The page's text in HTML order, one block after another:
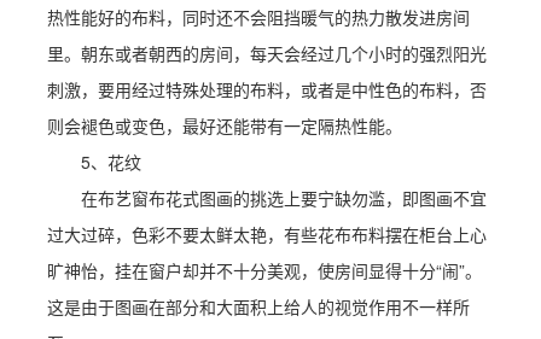
热性能好的布料，同时还不会阻挡暖气的热力散发进房间
里。朝东或者朝西的房间，每天会经过几个小时的强烈阳光
刺激，要用经过特殊处理的布料，或者是中性色的布料，否
则会褪色或变色，最好还能带有一定隔热性能。
5、花纹
在布艺窗布花式图画的挑选上要宁缺勿滥，即图画不宜
过大过碎，色彩不要太鲜太艳，有些花布布料摆在柜台上心
旷神怡，挂在窗户却并不十分美观，使房间显得十分“闹”。
这是由于图画在部分和大面积上给人的视觉作用不一样所